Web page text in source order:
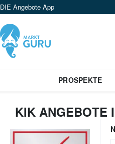
DIE Angebote App
PROSPEKTE
KIK ANGEBOTE